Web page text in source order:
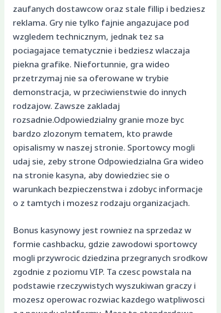
zaufanych dostawcow oraz stale fillip i bedziesz
reklama. Gry nie tylko fajnie angazujace pod
wzgledem technicznym, jednak tez sa
pociagajace tematycznie i bedziesz wlaczaja
piekna grafike. Niefortunnie, gra wideo
przetrzymaj nie sa oferowane w trybie
demonstracja, w przeciwienstwie do innych
rodzajow. Zawsze zakladaj
rozsadnie.Odpowiedzialny granie moze byc
bardzo zlozonym tematem, kto prawde
opisalismy w naszej stronie. Sportowcy mogli
udaj sie, zeby strone Odpowiedzialna Gra wideo
na stronie kasyna, aby dowiedziec sie o
warunkach bezpieczenstwa i zdobyc informacje
o z tamtych i mozesz rodzaju organizacjach.
Bonus kasynowy jest rowniez na sprzedaz w
formie cashbacku, gdzie zawodowi sportowcy
mogli przywrocic dziedzina przegranych srodkow
zgodnie z poziomu VIP. Ta czesc powstala na
podstawie rzeczywistych wyszukiwan graczy i
mozesz operowac rozwiac kazdego watpliwosci